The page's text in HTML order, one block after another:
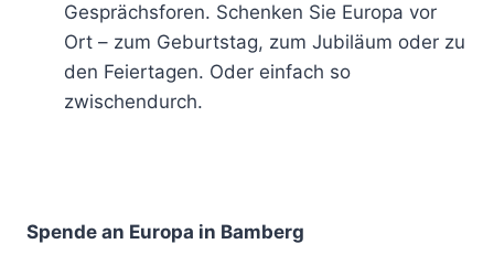
Gesprächsforen. Schenken Sie Europa vor
Ort – zum Geburtstag, zum Jubiläum oder zu
den Feiertagen. Oder einfach so
zwischendurch.
Spende an Europa in Bamberg